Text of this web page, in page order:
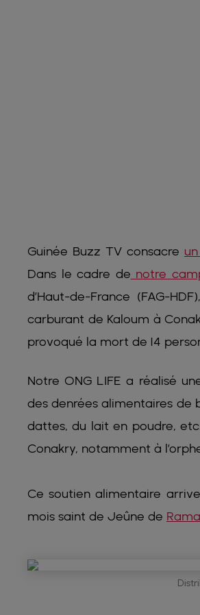
Guinée Buzz TV consacre
Dans le cadre de notre
d’Haut-de-France (FAG-
carburant de Kaloum à
provoqué la mort de 14
Notre ONG LIFE a réalisé
des denrées alimentaires de
dattes, du lait en poudre,
Conakry, notamment à
Ce soutien alimentaire
mois saint de Jeûne de